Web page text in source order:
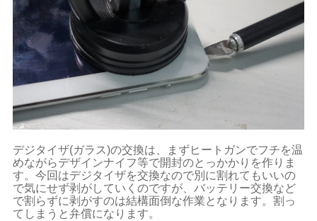
デジタイザ(ガラス)の交換は、まずヒートガンでフチを温
めながらデザインナイフ等で開封のとっかかりを作りま
す。今回はデジタイザを交換なので別に割れてもいいの
で気にせず剥がしていくのですが、バッテリー交換など
で割らずに剥がすのは結構面倒な作業となります。割っ
てしまうと弁償になります。